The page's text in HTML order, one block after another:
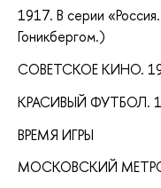
1917. В серии
Гоникбергом.)
СОВЕТСКОЕ КИНО.
КРАСИВЫЙ ФУТБОЛ.
ВРЕМЯ ИГРЫ
МОСКОВСКИЙ